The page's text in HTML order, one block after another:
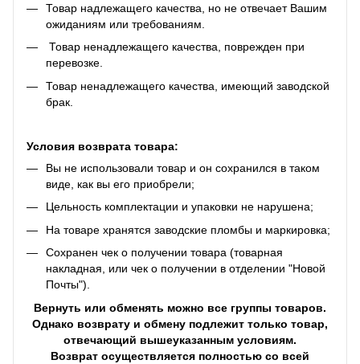
Товар надлежащего качества, но не отвечает Вашим
ожиданиям или требованиям.
Товар ненадлежащего качества, поврежден при
перевозке.
Товар ненадлежащего качества, имеющий заводской
брак.
Условия возврата товара:
Вы не использовали товар и он сохранился в таком
виде, как вы его приобрели;
Цельность комплектации и упаковки не нарушена;
На товаре хранятся заводские пломбы и маркировка;
Сохранен чек о получении товара (товарная
накладная, или чек о получении в отделении "Новой
Почты").
Вернуть или обменять можно все группы товаров.
Однако возврату и обмену подлежит только товар,
отвечающий вышеуказанным условиям.
Возврат осуществляется полностью со всей